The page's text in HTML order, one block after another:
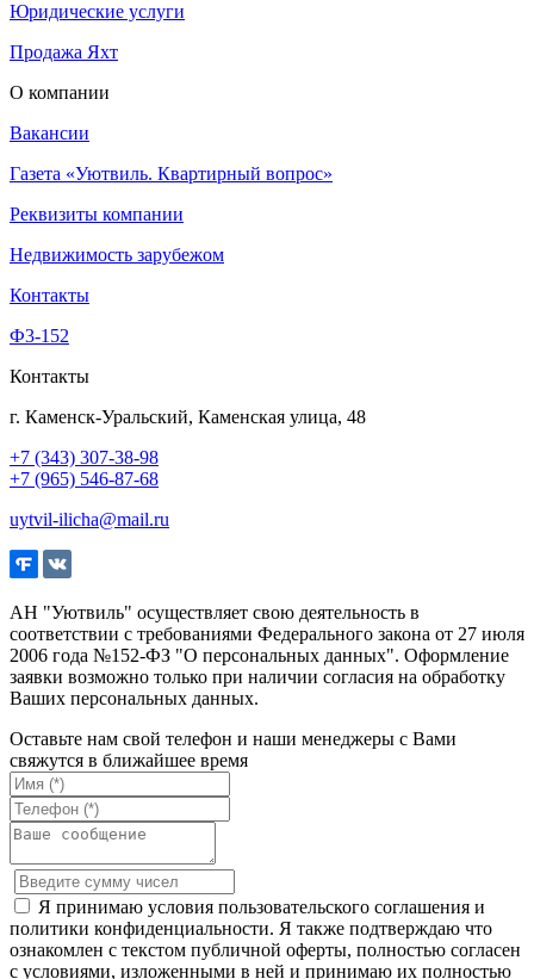
Юридические услуги
Продажа Яхт
О компании
Вакансии
Газета «Уютвиль. Квартирный вопрос»
Реквизиты компании
Недвижимость зарубежом
Контакты
Ф3-152
Контакты
г. Каменск-Уральский, Каменская улица, 48
+7 (343) 307-38-98
+7 (965) 546-87-68
uytvil-ilicha@mail.ru
АН "Уютвиль" осуществляет свою деятельность в
соответствии с требованиями Федерального закона от 27 июля
2006 года №152-ФЗ "О персональных данных". Оформление
заявки возможно только при наличии согласия на обработку
Ваших персональных данных.
Оставьте нам свой телефон и наши менеджеры с Вами
свяжутся в ближайшее время
Я принимаю условия пользовательского соглашения и
политики конфиденциальности. Я также подтверждаю что
ознакомлен с текстом публичной оферты, полностью согласен
с условиями, изложенными в ней и принимаю их полностью